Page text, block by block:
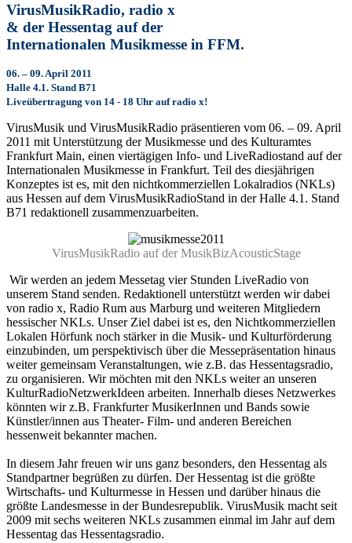
VirusMusikRadio, radio x
& der Hessentag auf der
Internationalen Musikmesse in FFM.
06. – 09. April 2011
Halle 4.1. Stand B71
Liveübertragung von 14 - 18 Uhr auf radio x!
VirusMusik und VirusMusikRadio präsentieren vom 06. – 09. April
2011 mit Unterstützung der Musikmesse und des Kulturamtes
Frankfurt Main, einen viertägigen Info- und LiveRadiostand auf der
Internationalen Musikmesse in Frankfurt. Teil des diesjährigen
Konzeptes ist es, mit den nichtkommerziellen Lokalradios (NKLs)
aus Hessen auf dem VirusMusikRadioStand in der Halle 4.1. Stand
B71 redaktionell zusammenzuarbeiten.
VirusMusikRadio auf der MusikBizAcousticStage
Wir werden an jedem Messetag vier Stunden LiveRadio von
unserem Stand senden. Redaktionell unterstützt werden wir dabei
von radio x, Radio Rum aus Marburg und weiteren Mitgliedern
hessischer NKLs. Unser Ziel dabei ist es, den Nichtkommerziellen
Lokalen Hörfunk noch stärker in die Musik- und Kulturförderung
einzubinden, um perspektivisch über die Messepräsentation hinaus
weiter gemeinsam Veranstaltungen, wie z.B. das Hessentagsradio,
zu organisieren. Wir möchten mit den NKLs weiter an unseren
KulturRadioNetzwerkIdeen arbeiten. Innerhalb dieses Netzwerkes
könnten wir z.B. Frankfurter MusikerInnen und Bands sowie
Künstler/innen aus Theater- Film- und anderen Bereichen
hessenweit bekannter machen.
In diesem Jahr freuen wir uns ganz besonders, den Hessentag als
Standpartner begrüßen zu dürfen. Der Hessentag ist die größte
Wirtschafts- und Kulturmesse in Hessen und darüber hinaus die
größte Landesmesse in der Bundesrepublik. VirusMusik macht seit
2009 mit sechs weiteren NKLs zusammen einmal im Jahr auf dem
Hessentag das Hessentagsradio.